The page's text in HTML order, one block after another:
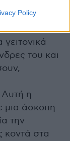
Policy
του και
η
μια άσκοπη
την
κοντά στα